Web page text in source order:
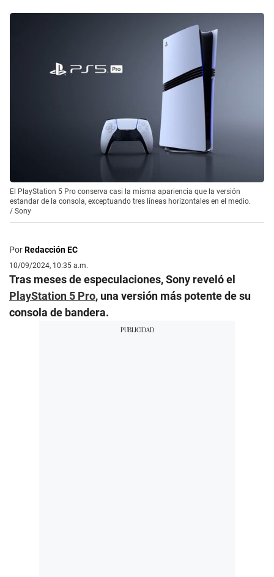
El PlayStation 5 Pro conserva casi la misma apariencia que la versión
estandar de la consola, exceptuando tres líneas horizontales en el medio.
/ Sony
PorRedacción EC
10/09/2024, 10:35 a.m.
Tras meses de especulaciones, Sony reveló el
PlayStation 5 Pro, una versión más potente de su
consola de bandera.